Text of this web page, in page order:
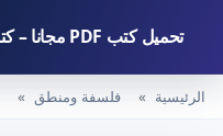
تحميل كتب PDF مجانا – كتب كو
الرئيسية فلسفة ومنطق